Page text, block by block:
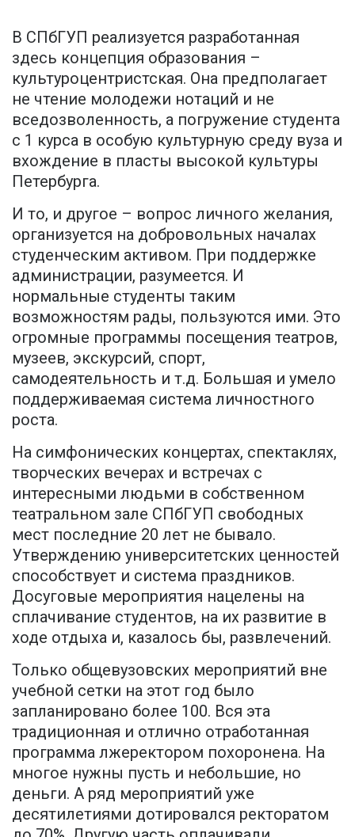
В СПбГУП реализуется разработанная
здесь концепция образования –
культуроцентристская. Она предполагает
не чтение молодежи нотаций и не
вседозволенность, а погружение студента
с 1 курса в особую культурную среду вуза и
вхождение в пласты высокой культуры
Петербурга.
И то, и другое – вопрос личного желания,
организуется на добровольных началах
студенческим активом. При поддержке
администрации, разумеется. И
нормальные студенты таким
возможностям рады, пользуются ими. Это
огромные программы посещения театров,
музеев, экскурсий, спорт,
самодеятельность и т.д. Большая и умело
поддерживаемая система личностного
роста.
На симфонических концертах, спектаклях,
творческих вечерах и встречах с
интересными людьми в собственном
театральном зале СПбГУП свободных
мест последние 20 лет не бывало.
Утверждению университетских ценностей
способствует и система праздников.
Досуговые мероприятия нацелены на
сплачивание студентов, на их развитие в
ходе отдыха и, казалось бы, развлечений.
Только общевузовских мероприятий вне
учебной сетки на этот год было
запланировано более 100. Вся эта
традиционная и отлично отработанная
программа лжеректором похоронена. На
многое нужны пусть и небольшие, но
деньги. А ряд мероприятий уже
десятилетиями дотировался ректоратом